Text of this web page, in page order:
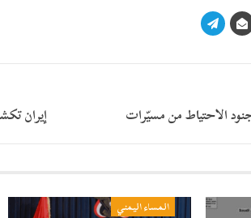
الاحتياط من مسيّرات إيران
المساء اليمني